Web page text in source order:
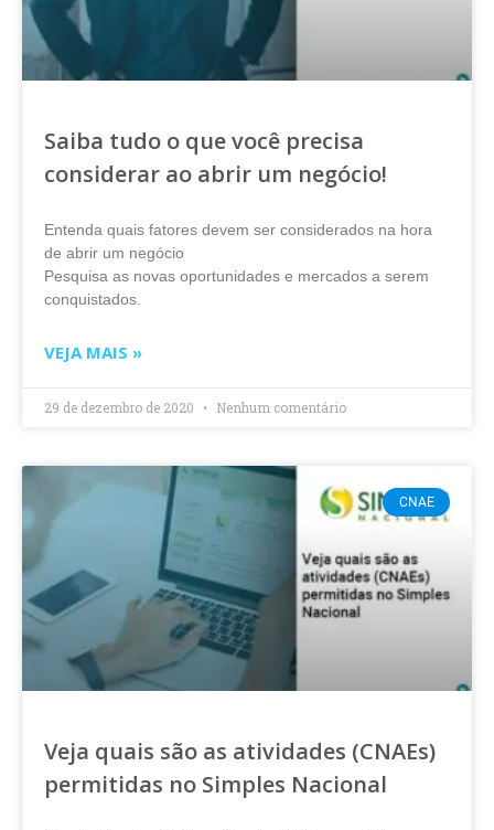
Saiba tudo o que você precisa
considerar ao abrir um negócio!
Entenda quais fatores devem ser considerados na hora
de abrir um negócio
Pesquisa as novas oportunidades e mercados a serem
conquistados.
VEJA MAIS »
29 de dezembro de 2020 Nenhum comentário
CNAE
Veja quais são as atividades (CNAEs)
permitidas no Simples Nacional